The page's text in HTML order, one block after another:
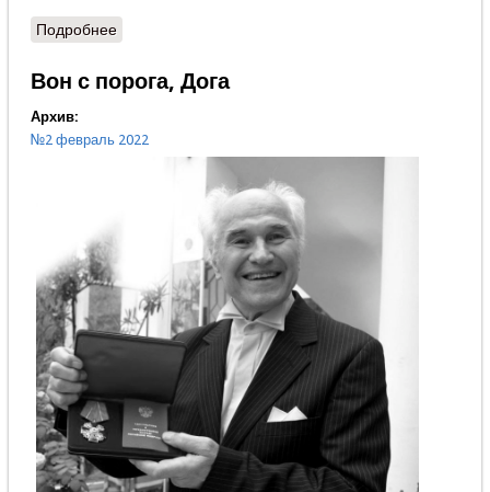
Подробнеео Уже шиZa или еще пижонство
Вон с порога, Дога
Архив:
№2 февраль 2022